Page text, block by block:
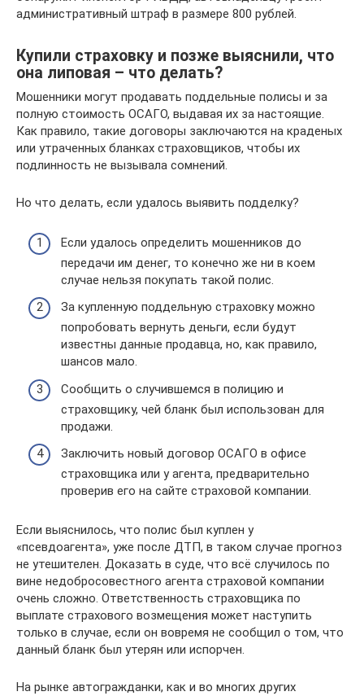
административный штраф в размере 800 рублей.
Купили страховку и позже выяснили, что
она липовая – что делать?
Мошенники могут продавать поддельные полисы и за
полную стоимость ОСАГО, выдавая их за настоящие.
Как правило, такие договоры заключаются на краденых
или утраченных бланках страховщиков, чтобы их
подлинность не вызывала сомнений.
Но что делать, если удалось выявить подделку?
Если удалось определить мошенников до
передачи им денег, то конечно же ни в коем
случае нельзя покупать такой полис.
За купленную поддельную страховку можно
попробовать вернуть деньги, если будут
известны данные продавца, но, как правило,
шансов мало.
Сообщить о случившемся в полицию и
страховщику, чей бланк был использован для
продажи.
Заключить новый договор ОСАГО в офисе
страховщика или у агента, предварительно
проверив его на сайте страховой компании.
Если выяснилось, что полис был куплен у
«псевдоагента», уже после ДТП, в таком случае прогноз
не утешителен. Доказать в суде, что всё случилось по
вине недобросовестного агента страховой компании
очень сложно. Ответственность страховщика по
выплате страхового возмещения может наступить
только в случае, если он вовремя не сообщил о том, что
данный бланк был утерян или испорчен.
На рынке автогражданки, как и во многих других